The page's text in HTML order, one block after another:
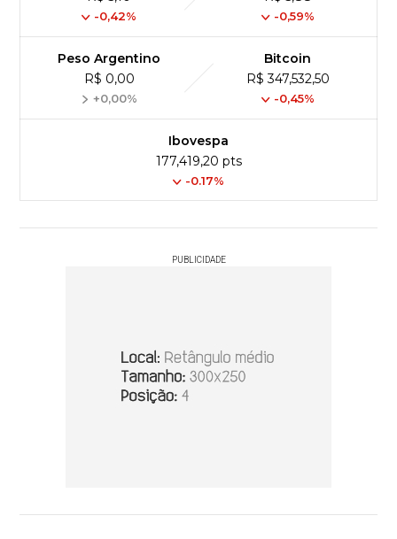
-0,42% -0,59%
Peso Argentino
R$ 0,00
+0,00%
Bitcoin
R$ 347,532,50
-0,45%
Ibovespa
177,419,20 pts
-0.17%
PUBLICIDADE